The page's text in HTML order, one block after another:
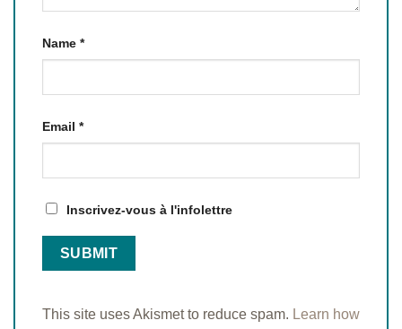
Name *
Email *
Inscrivez-vous à l'infolettre
This site uses Akismet to reduce spam. Learn how